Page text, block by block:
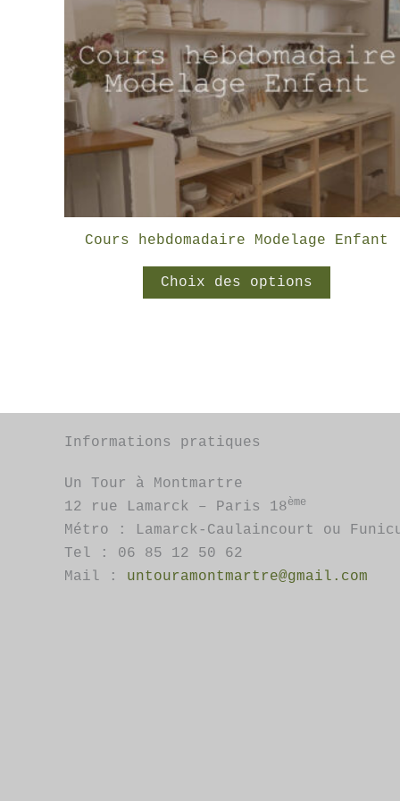
Cours hebdomadaire Modelage Enfant
Choix des options
Ce
options
la
du
Informations pratiques
Un Tour à Montmartre
12 rue Lamarck – Paris 18ème
Métro : Lamarck-Caulaincourt ou
Tel : 06 85 12 50 62
Mail : untouramontmartre@gmail.com